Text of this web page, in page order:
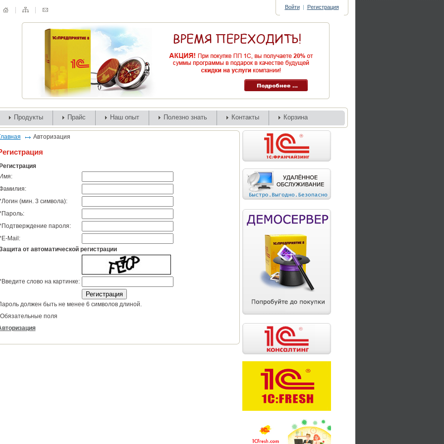
Войти | Регистрация
Продукты Прайс Наш опыт Полезно знать Контакты Корзина
Авторизация
Логин (мин. 3 символа):
Пароль:
Подтверждение пароля:
E-Mail:
от автоматической регистрации
Введите слово на картинке:
должен быть не менее 6 символов длиной.
Обязательные поля